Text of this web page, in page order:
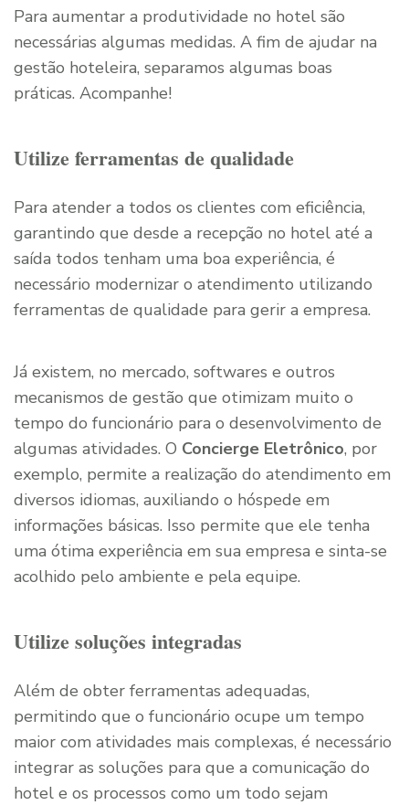
Para aumentar a produtividade no hotel são
necessárias algumas medidas. A fim de ajudar na
gestão hoteleira, separamos algumas boas
práticas. Acompanhe!
Utilize ferramentas de qualidade
Para atender a todos os clientes com eficiência,
garantindo que desde a recepção no hotel até a
saída todos tenham uma boa experiência, é
necessário modernizar o atendimento utilizando
ferramentas de qualidade para gerir a empresa.
Já existem, no mercado, softwares e outros
mecanismos de gestão que otimizam muito o
tempo do funcionário para o desenvolvimento de
algumas atividades. O Concierge Eletrônico, por
exemplo, permite a realização do atendimento em
diversos idiomas, auxiliando o hóspede em
informações básicas. Isso permite que ele tenha
uma ótima experiência em sua empresa e sinta-se
acolhido pelo ambiente e pela equipe.
Utilize soluções integradas
Além de obter ferramentas adequadas,
permitindo que o funcionário ocupe um tempo
maior com atividades mais complexas, é necessário
integrar as soluções para que a comunicação do
hotel e os processos como um todo sejam